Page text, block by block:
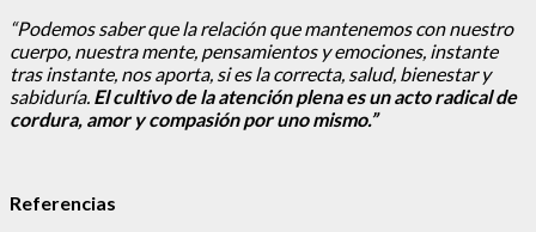
“Podemos saber que la relación que mantenemos con nuestro
cuerpo, nuestra mente, pensamientos y emociones, instante
tras instante, nos aporta, si es la correcta, salud, bienestar y
sabiduría. El cultivo de la atención plena es un acto radical de
cordura, amor y compasión por uno mismo.”
Referencias